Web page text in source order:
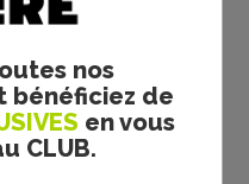
nos
bénéficiez de
en vous
CLUB.
FORD -